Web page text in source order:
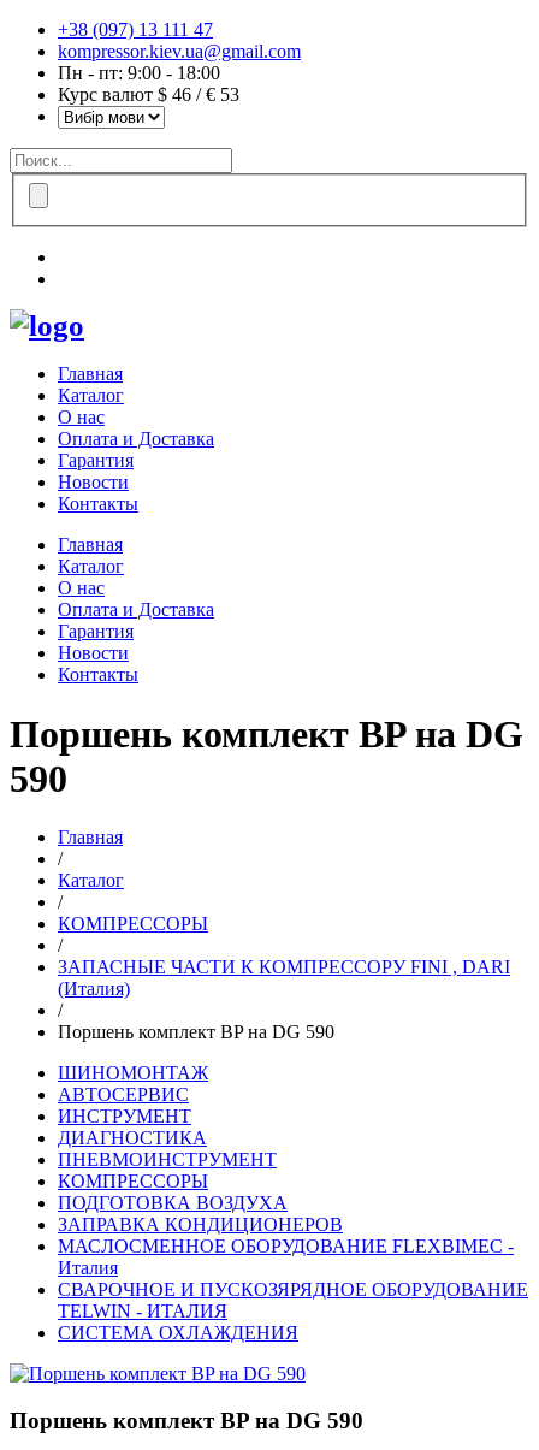
+38 (097) 13 111 47
kompressor.kiev.ua@gmail.com
Пн - пт: 9:00 - 18:00
Курс валют $ 46 / € 53
Главная
Каталог
О нас
Оплата и Доставка
Гарантия
Новости
Контакты
Главная
Каталог
О нас
Оплата и Доставка
Гарантия
Новости
Контакты
Поршень комплект BP на DG
590
Главная
/
Каталог
/
КОМПРЕССОРЫ
/
ЗАПАСНЫЕ ЧАСТИ К КОМПРЕССОРУ FINI , DARI
(Италия)
/
Поршень комплект BP на DG 590
ШИНОМОНТАЖ
АВТОСЕРВИС
ИНСТРУМЕНТ
ДИАГНОСТИКА
ПНЕВМОИНСТРУМЕНТ
КОМПРЕССОРЫ
ПОДГОТОВКА ВОЗДУХА
ЗАПРАВКА КОНДИЦИОНЕРОВ
МАСЛОСМЕННОЕ ОБОРУДОВАНИЕ FLEXBIMEC -
Италия
СВАРОЧНОЕ И ПУСКОЗЯРЯДНОЕ ОБОРУДОВАНИЕ
TELWIN - ИТАЛИЯ
СИСТЕМА ОХЛАЖДЕНИЯ
Поршень комплект BP на DG 590